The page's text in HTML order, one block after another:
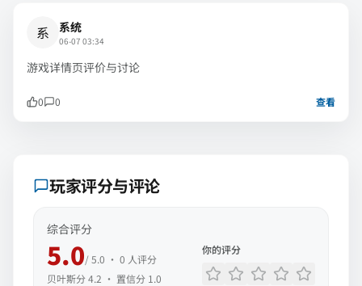
系 系统
06-07 03:34
游戏详情页评价与讨论
0 0 查看
玩家评分与评论
综合评分
5.0/ 5.0 · 0 人评分
贝叶斯分4.2 · 置信分 1.0
你的评分